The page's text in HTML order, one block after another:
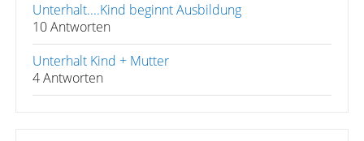
Unterhalt....Kind beginnt Ausbildung
10 Antworten
Unterhalt Kind + Mutter
4 Antworten